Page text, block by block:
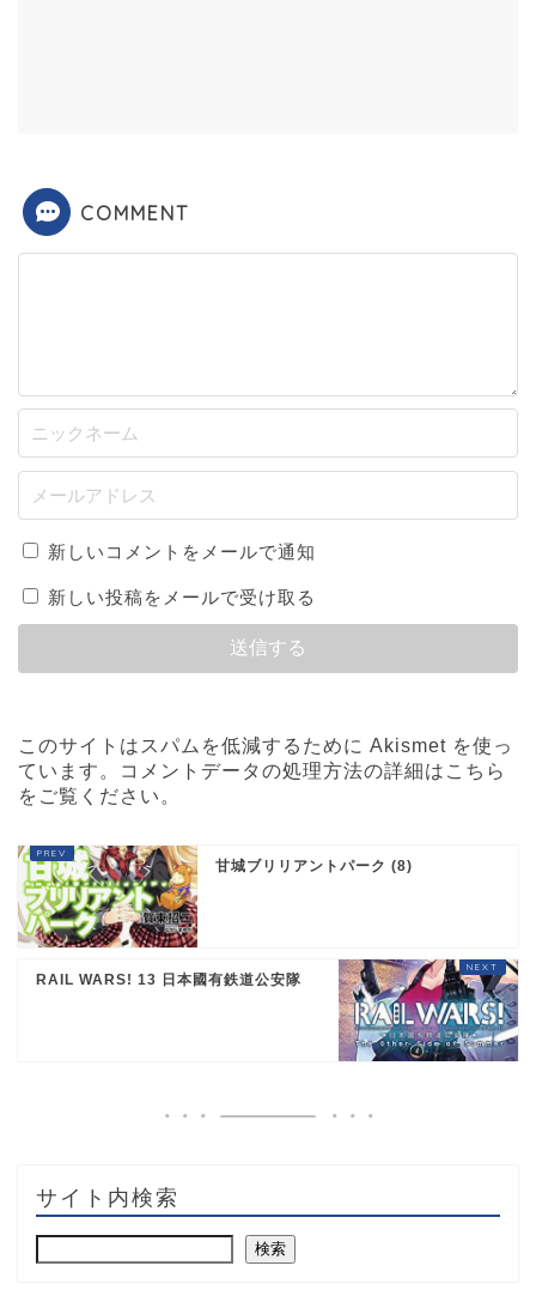
COMMENT
新しいコメントをメールで通知
新しい投稿をメールで受け取る
このサイトはスパムを低減するために Akismet を使っ
ています。
コメントデータの処理方法の詳細はこちら
をご覧ください 。
甘城ブリリアントパーク (8)
RAIL WARS! 13 日本國有鉄道公安隊
サイト内検索
検索